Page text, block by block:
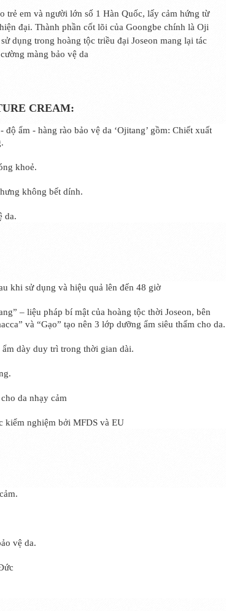
trẻ em và người lớn số 1 Hàn Quốc, lấy cảm hứng từ
đại. Thành phần cốt lõi của Goongbe chính là Oji
dụng trong hoàng tộc triều đại Joseon mang lại tác
màng bảo vệ da
CREAM:
ẩm - hàng rào bảo vệ da ‘Ojitang’ gồm: Chiết xuất
khoẻ.
không bết dính.
da.
khi sử dụng và hiệu quả lên đến 48 giờ
– liệu pháp bí mật của hoàng tộc thời Joseon, bên
và “Gạo” tạo nên 3 lớp dưỡng ẩm siêu thấm cho da.
dày duy trì trong thời gian dài.
da nhạy cảm
kiểm nghiệm bởi MFDS và EU
vệ da.